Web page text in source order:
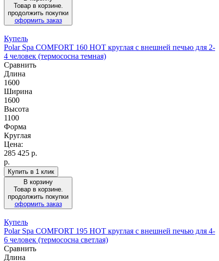
Товар в корзине.
продолжить покупки
оформить заказ
Купель
Polar Spa COMFORT 160 HOT круглая с внешней печью для 2-
4 человек (термососна темная)
Сравнить
Длина
1600
Ширина
1600
Высота
1100
Форма
Круглая
Цена:
285 425 р.
р.
Купить в 1 клик
В корзину
Товар в корзине.
продолжить покупки
оформить заказ
Купель
Polar Spa COMFORT 195 HOT круглая с внешней печью для 4-
6 человек (термососна светлая)
Сравнить
Длина